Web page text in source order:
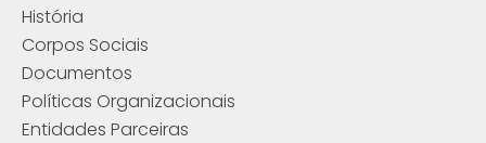
História
Corpos Sociais
Documentos
Políticas Organizacionais
Entidades Parceiras